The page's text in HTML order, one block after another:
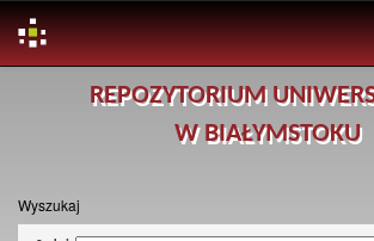
REPOZYTORIUM
W BIAŁYMSTOKU
Wyszukaj